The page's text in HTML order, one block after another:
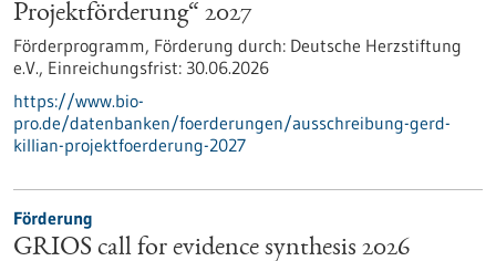
Projektförderung“ 2027
Förderprogramm, Förderung durch: Deutsche Herzstiftung
e.V., Einreichungsfrist: 30.06.2026
https://www.bio-
pro.de/datenbanken/foerderungen/ausschreibung-gerd-
killian-projektfoerderung-2027
Förderung
GRIOS call for evidence synthesis 2026